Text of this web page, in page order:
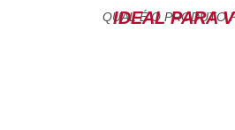
QUAL É O PRODUTO
IDEAL PARA